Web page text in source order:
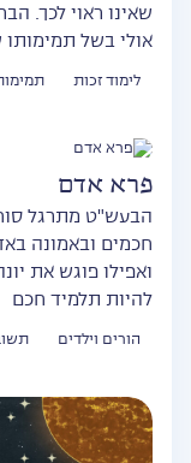
שאינו ראוי לכך.
אולי בשל
לימוד זכות
פרא אדם
הבעש"ט מתרגל
חכמים ובאמונה
ואפילו פוגש את
להיות תלמיד חכם
הורים וילדים